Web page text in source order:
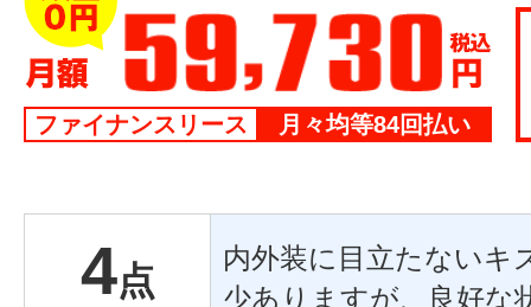
ファイナンスリース 月々均等84回払い
4点
内外装に目立たないキ
少ありますが、良好な